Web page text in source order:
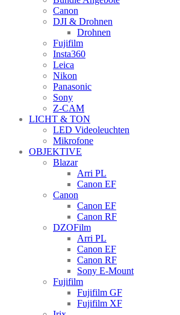
Canon
DJI & Drohnen
Drohnen
Fujifilm
Insta360
Leica
Nikon
Panasonic
Sony
Z-CAM
LICHT & TON
LED Videoleuchten
Mikrofone
OBJEKTIVE
Blazar
Arri PL
Canon EF
Canon
Canon EF
Canon RF
DZOFilm
Arri PL
Canon EF
Canon RF
Sony E-Mount
Fujifilm
Fujifilm GF
Fujifilm XF